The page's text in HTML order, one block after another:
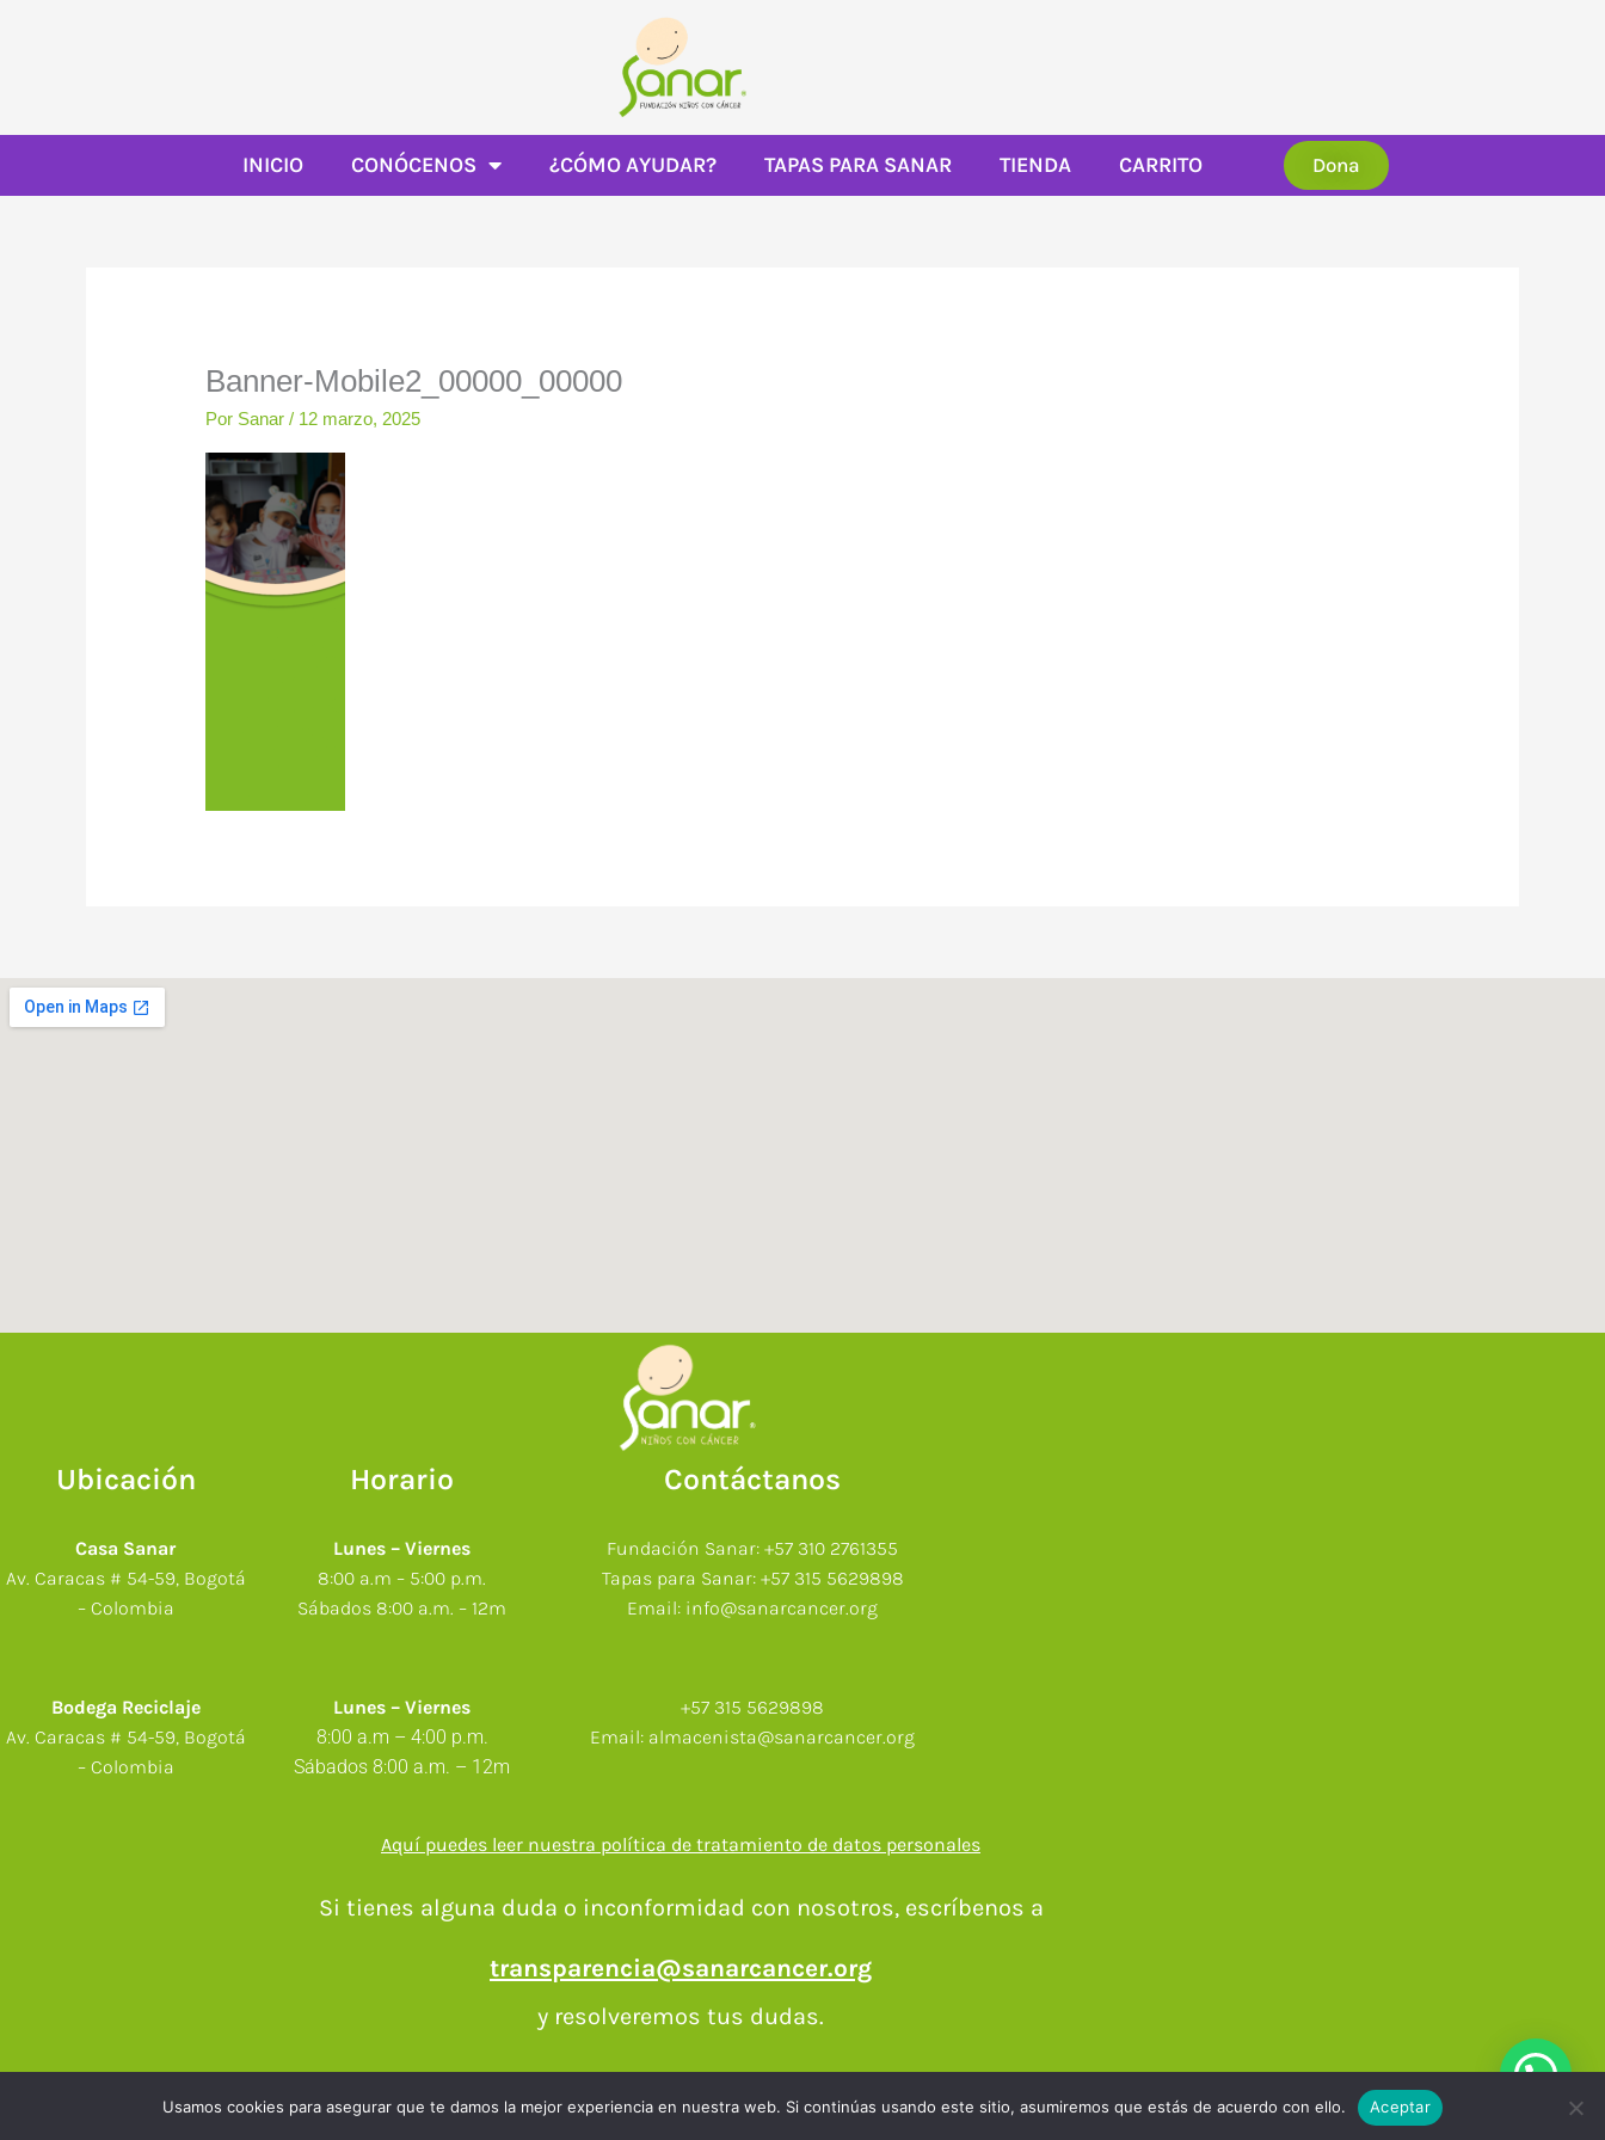
INICIO CONÓCENOS ¿CÓMO AYUDAR? TAPAS PARA SANAR TIENDA CARRITO Dona
Banner-Mobile2_00000_00000
Por Sanar/ 12 marzo, 2025
Ubicación
Casa Sanar
Av. Caracas # 54-59, Bogotá
– Colombia
Bodega Reciclaje
Av. Caracas # 54-59, Bogotá
– Colombia
Horario
Lunes – Viernes
8:00 a.m – 5:00 p.m.
Sábados 8:00 a.m. – 12m
Lunes – Viernes
8:00 a.m – 4:00 p.m.
Sábados 8:00 a.m. – 12m
Contáctanos
Fundación Sanar: +57 310 2761355
Tapas para Sanar: +57 315 5629898
Email: info@sanarcancer.org
+57 315 5629898
Email: almacenista@sanarcancer.org
Aquí puedes leer nuestra política de tratamiento de datos personales
Si tienes alguna duda o inconformidad con nosotros, escríbenos a
transparencia@sanarcancer.org
y resolveremos tus dudas.​
I
F
T
Y
Usamos cookies para asegurar que te damos la mejor experiencia en nuestra web. Si continúas usando este sitio, asumiremos que estás de acuerdo con ello. Aceptar